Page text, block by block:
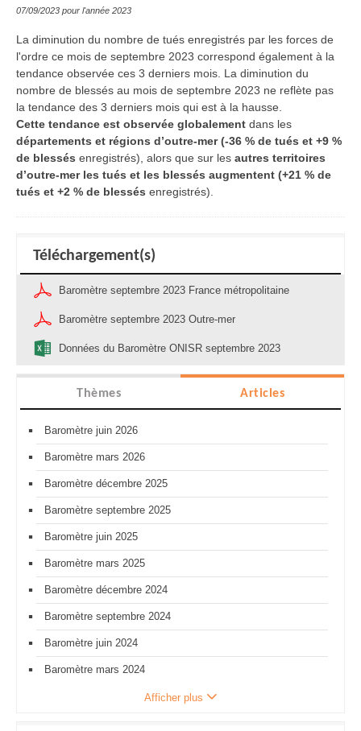
07/09/2023 pour l'année 2023
La diminution du nombre de tués enregistrés par les forces de
l'ordre ce mois de septembre 2023 correspond également à la
tendance observée ces 3 derniers mois. La diminution du
nombre de blessés au mois de septembre 2023 ne reflète pas
la tendance des 3 derniers mois qui est à la hausse.
Cette tendance est observée globalement dans les
départements et régions d’outre-mer (-36 % de tués et +9 %
de blessés enregistrés), alors que sur les autres territoires
d’outre-mer les tués et les blessés augmentent (+21 % de
tués et +2 % de blessés enregistrés).
Téléchargement(s)
Baromètre septembre 2023 France métropolitaine
Baromètre septembre 2023 Outre-mer
Données du Baromètre ONISR septembre 2023
Thèmes Articles
Baromètre juin 2026
Baromètre mars 2026
Baromètre décembre 2025
Baromètre septembre 2025
Baromètre juin 2025
Baromètre mars 2025
Baromètre décembre 2024
Baromètre septembre 2024
Baromètre juin 2024
Baromètre mars 2024
Afficher plus